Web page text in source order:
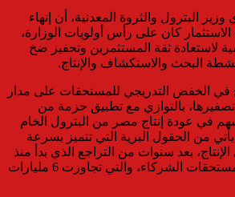
البترول والثروة المعدنية، أن إنهاء
كان على رأس أولويات الوزارة،
لاستعادة ثقة المستثمرين وتحفيز ضخ
البحث والاستكشاف والإنتاج.
في الخفض التدريجي للمستحقات على مدار
بالتوازي مع تطبيق حزمة من
في عودة إنتاج مصر من البترول الخام
من الحقول البرية التي تتميز بسرعة
الإنتاج، بعد سنوات من التراجع الذي بدأ منذ
عام 2021 نتيجة تراكم مستحقات الشركاء، والتي تجاوزت 6 مليارات